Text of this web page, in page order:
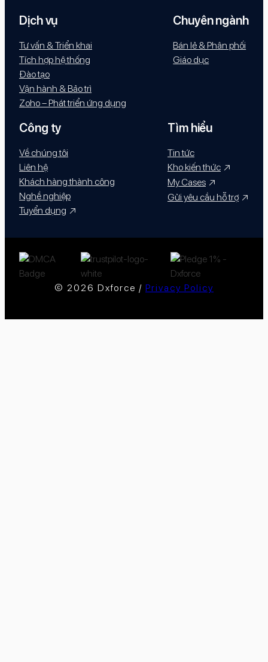
Dịch vụ
Tư vấn & Triển khai
Tích hợp hệ thống
Đào tạo
Vận hành & Bảo trì
Zoho – Phát triển ứng dụng
Chuyên ngành
Bán lẻ & Phân phối
Giáo dục
Công ty
Về chúng tôi
Liên hệ
Khách hàng thành công
Nghề nghiệp
Tuyển dụng
Tìm hiểu
Tin tức
Kho kiến thức
My Cases
Gửi yêu cầu hỗ trợ
© 2026 Dxforce / Privacy Policy